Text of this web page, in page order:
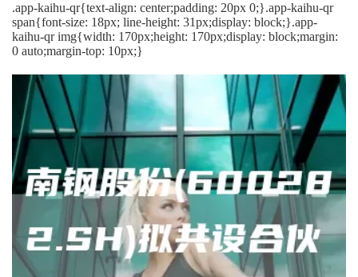
.app-kaihu-qr{text-align: center;padding: 20px 0;}.app-kaihu-qr
span{font-size: 18px; line-height: 31px;display: block;}.app-
kaihu-qr img{width: 170px;height: 170px;display: block;margin:
0 auto;margin-top: 10px;}